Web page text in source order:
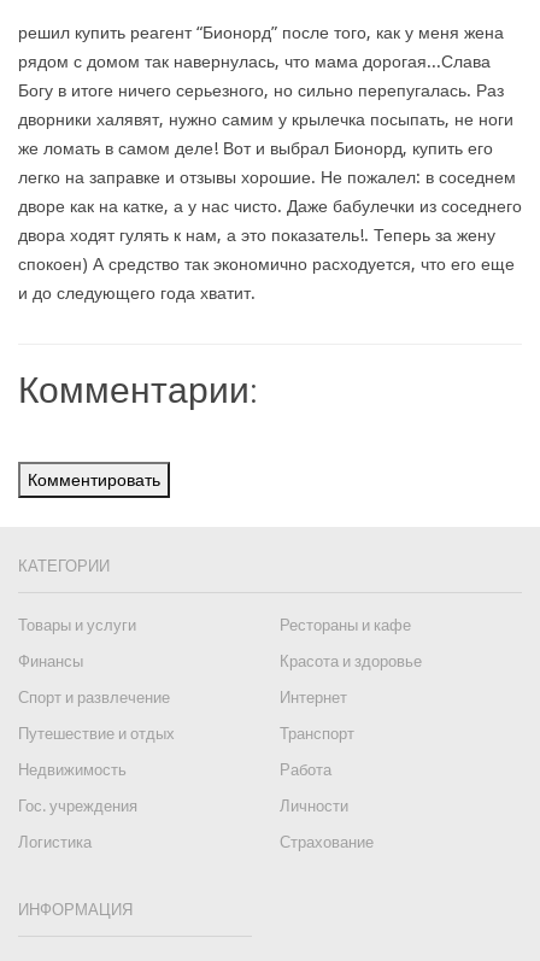
решил купить реагент “Бионорд” после того, как у меня жена
рядом с домом так навернулась, что мама дорогая...Слава
Богу в итоге ничего серьезного, но сильно перепугалась. Раз
дворники халявят, нужно самим у крылечка посыпать, не ноги
же ломать в самом деле! Вот и выбрал Бионорд, купить его
легко на заправке и отзывы хорошие. Не пожалел: в соседнем
дворе как на катке, а у нас чисто. Даже бабулечки из соседнего
двора ходят гулять к нам, а это показатель!. Теперь за жену
спокоен) А средство так экономично расходуется, что его еще
и до следующего года хватит.
Комментарии:
Комментировать
КАТЕГОРИИ
Товары и услуги
Рестораны и кафе
Финансы
Красота и здоровье
Спорт и развлечение
Интернет
Путешествие и отдых
Транспорт
Недвижимость
Работа
Гос. учреждения
Личности
Логистика
Страхование
ИНФОРМАЦИЯ